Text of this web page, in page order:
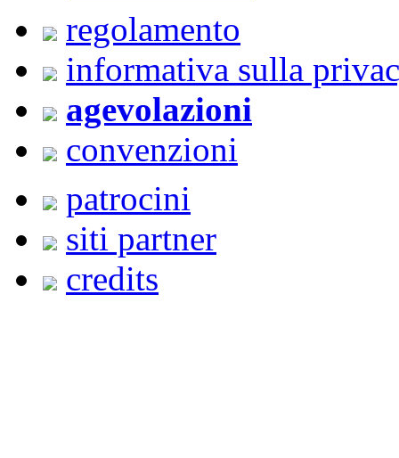
regolamento
informativa sulla
agevolazioni
convenzioni
patrocini
siti partner
credits